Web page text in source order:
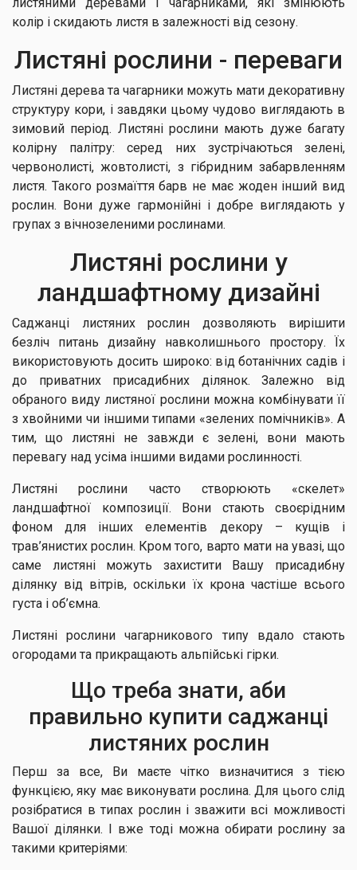
колір і скидають листя в залежності від сезону.
Листяні рослини - переваги
Листяні дерева та чагарники можуть мати декоративну
структуру кори, і завдяки цьому чудово виглядають в
зимовий період. Листяні рослини мають дуже багату
колірну палітру: серед них зустрічаються зелені,
червонолисті, жовтолисті, з гібридним забарвленням
листя. Такого розмаїття барв не має жоден інший вид
рослин. Вони дуже гармонійні і добре виглядають у
групах з вічнозеленими рослинами.
Листяні рослини у
ландшафтному дизайні
Саджанці листяних рослин дозволяють вирішити
безліч питань дизайну навколишнього простору. Їх
використовують досить широко: від ботанічних садів і
до приватних присадибних ділянок. Залежно від
обраного виду листяної рослини можна комбінувати її
з хвойними чи іншими типами «зелених помічників». А
тим, що листяні не завжди є зелені, вони мають
перевагу над усіма іншими видами рослинності.
Листяні рослини часто створюють «скелет»
ландшафтної композиції. Вони стають своєрідним
фоном для інших елементів декору – кущів і
трав’янистих рослин. Кром того, варто мати на увазі, що
саме листяні можуть захистити Вашу присадибну
ділянку від вітрів, оскільки їх крона частіше всього
густа і об’ємна.
Листяні рослини чагарникового типу вдало стають
огородами та прикращають альпійські гірки.
Що треба знати, аби
правильно купити саджанці
листяних рослин
Перш за все, Ви маєте чітко визначитися з тією
функцією, яку має виконувати рослина. Для цього слід
розібратися в типах рослин і зважити всі можливості
Вашої ділянки. І вже тоді можна обирати рослину за
такими критеріями: